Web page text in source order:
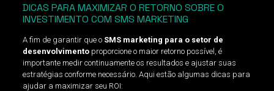
DICAS PARA MAXIMIZAR O RETORNO SOBRE O
INVESTIMENTO COM SMS MARKETING
A fim de garantir que o SMS marketing para o setor de
desenvolvimentoproporcione o maior retorno possível, é
importante medir continuamente os resultados e ajustar suas
estratégias conforme necessário. Aqui estão algumas dicas para
ajudar a maximizar seu ROI: